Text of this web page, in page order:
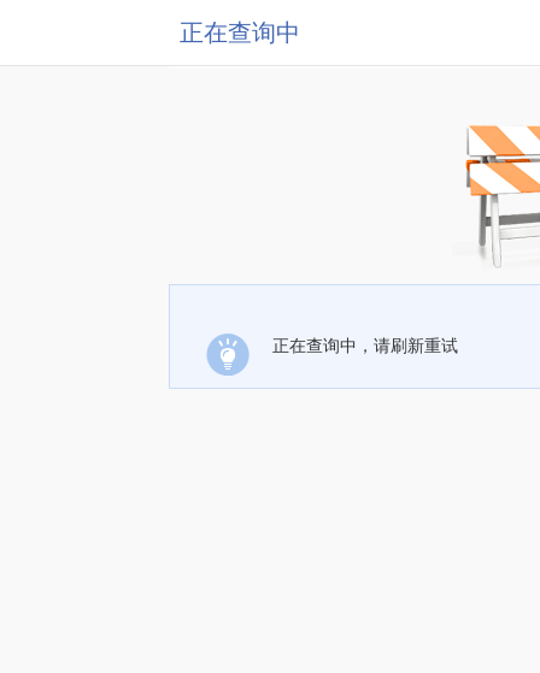
正在查询中
正在查询中，请刷新重试